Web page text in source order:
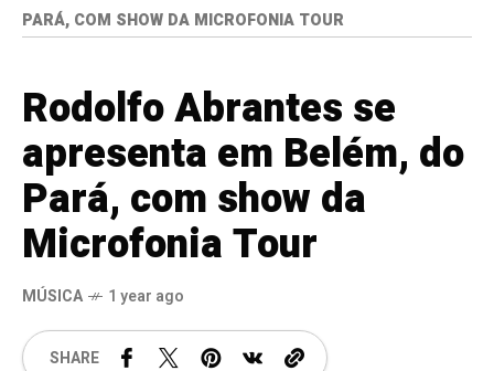
PARÁ, COM SHOW DA MICROFONIA TOUR
Rodolfo Abrantes se
apresenta em Belém, do
Pará, com show da
Microfonia Tour
MÚSICA 1 year ago
SHARE